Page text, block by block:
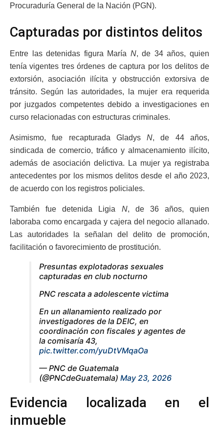
Procuraduría General de la Nación (PGN).
Capturadas por distintos delitos
Entre las detenidas figura María N, de 34 años, quien
tenía vigentes tres órdenes de captura por los delitos de
extorsión, asociación ilícita y obstrucción extorsiva de
tránsito. Según las autoridades, la mujer era requerida
por juzgados competentes debido a investigaciones en
curso relacionadas con estructuras criminales.
Asimismo, fue recapturada GladysN, de 44 años,
sindicada de comercio, tráfico y almacenamiento ilícito,
además de asociación delictiva. La mujer ya registraba
antecedentes por los mismos delitos desde el año 2023,
de acuerdo con los registros policiales.
También fue detenida Ligia N, de 36 años, quien
laboraba como encargada y cajera del negocio allanado.
Las autoridades la señalan del delito de promoción,
facilitación o favorecimiento de prostitución.
Presuntas explotadoras sexuales
capturadas en club nocturno
PNC rescata a adolescente victima
En un allanamiento realizado por
investigadores de la DEIC, en
coordinación con fiscales y agentes de
la comisaría 43,
pic.twitter.com/yuDtVMqaOa
— PNC de Guatemala
(@PNCdeGuatemala) May 23, 2026
Evidencia localizada en el
inmueble